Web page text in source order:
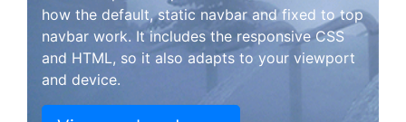
how the default, static navbar and fixed to top
navbar work. It includes the responsive CSS
and HTML, so it also adapts to your viewport
and device.